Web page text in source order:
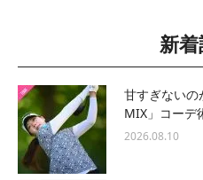
新
甘すぎないの
MIX」コーデ
2026.08.10